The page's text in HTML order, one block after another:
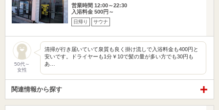
営業時間 12:00～22:30
入浴料金 500円～
日帰り サウナ
50代～
女性
清掃が行き届いていて泉質も良く掛け流しで入浴料金も400円と
安いです。ドライヤーも1分￥10で髪の量が多い方でも30円も
あ…
関連情報から探す